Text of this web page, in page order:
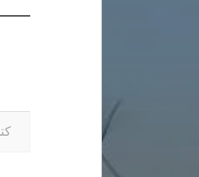
كتابة